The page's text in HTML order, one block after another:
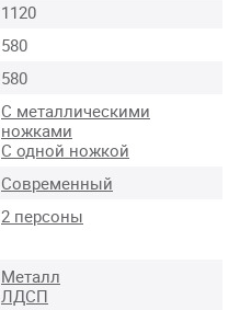
1120
580
580
С металлическими
ножками
С одной ножкой
Современный
2 персоны
Металл
ЛДСП